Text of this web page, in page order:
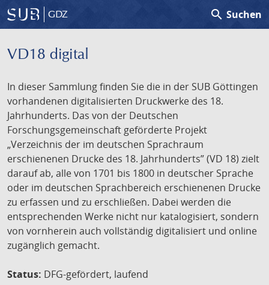
GDZ search Suchen
VD18 digital
In dieser Sammlung finden Sie die in der SUB Göttingen
vorhandenen digitalisierten Druckwerke des 18.
Jahrhunderts. Das von der Deutschen
Forschungsgemeinschaft geförderte Projekt
„Verzeichnis der im deutschen Sprachraum
erschienenen Drucke des 18. Jahrhunderts” (VD 18) zielt
darauf ab, alle von 1701 bis 1800 in deutscher Sprache
oder im deutschen Sprachbereich erschienenen Drucke
zu erfassen und zu erschließen. Dabei werden die
entsprechenden Werke nicht nur katalogisiert, sondern
von vornherein auch vollständig digitalisiert und online
zugänglich gemacht.
Status: DFG-gefördert, laufend